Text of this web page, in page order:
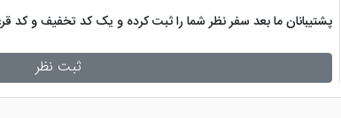
پشتیبانان ما بعد سفر نظر شما را ثبت کرده و یک کد تخفیف و کد
ثبت نظر